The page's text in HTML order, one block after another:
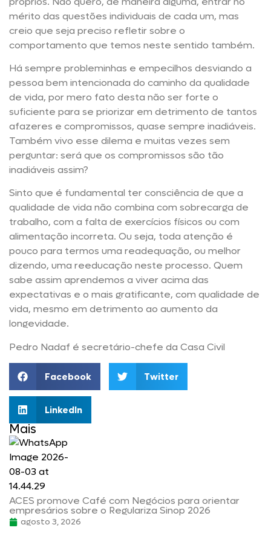
mérito das questões individuais de cada um, mas
creio que seja preciso refletir sobre o
comportamento que temos neste sentido também.
Há sempre probleminhas e empecilhos desviando a
pessoa bem intencionada do caminho da qualidade
de vida, por mero fato desta não ser forte o
suficiente para se priorizar em detrimento de tantos
afazeres e compromissos, quase sempre inadiáveis.
Também vivo esse dilema e muitas vezes sem
perguntar: será que os compromissos são tão
inadiáveis assim?
Sinto que é fundamental ter consciência de que a
qualidade de vida não combina com sobrecarga de
trabalho, com a falta de exercícios físicos ou com
alimentação incorreta. Ou seja, toda atenção é
pouco para termos uma readequação, ou melhor
dizendo, uma reeducação neste processo. Quem
sabe assim aprendemos a viver acima das
expectativas e o mais gratificante, com qualidade de
vida, mesmo em detrimento ao aumento da
longevidade.
Pedro Nadaf é secretário-chefe da Casa Civil
Facebook Twitter
LinkedIn
Mais
ACES promove Café com Negócios para orientar
empresários sobre o Regulariza Sinop 2026
agosto 3, 2026